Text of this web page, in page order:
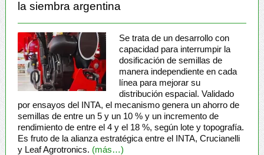
la siembra argentina
Se trata de un desarrollo con
capacidad para interrumpir la
dosificación de semillas de
manera independiente en cada
línea para mejorar su
distribución espacial. Validado
por ensayos del INTA, el mecanismo genera un ahorro de
semillas de entre un 5 y un 10 % y un incremento de
rendimiento de entre el 4 y el 18 %, según lote y topografía.
Es fruto de la alianza estratégica entre el INTA, Crucianelli
y Leaf Agrotronics. (más…)